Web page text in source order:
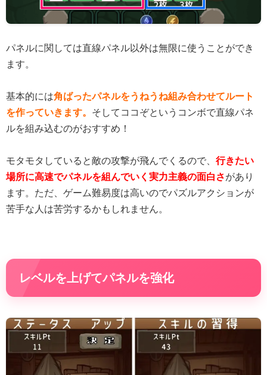
パネルに関しては直線パネル以外は無限に使うことができ
ます。
基本的には角ばったパネルをうねうね組み合わせてルート
を作っていきます。 そしてココぞというコンボで直線パネ
ルを組み込むのがおすすめ！
モタモタしていると敵の攻撃が飛んでくるので、 行きたい
場所に高速でパネルを組んでいく実力主義の面白さがあり
ます。ただ、ゲーム難易度は高いのでパズルアクションが
苦手な人は苦労するかもしれません。
レベルを上げてパネルを強化